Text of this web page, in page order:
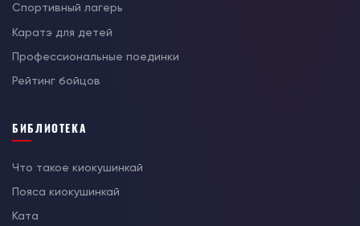
Спортивный лагерь
Каратэ для детей
Профессиональные поединки
Рейтинг бойцов
БИБЛИОТЕКА
Что такое киокушинкай
Пояса киокушинкай
Ката